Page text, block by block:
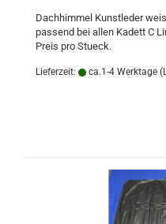
Dachhimmel Kunstleder
passend bei allen Kadett C
Preis pro Stueck.
Lieferzeit: ca.1-4 Werktage